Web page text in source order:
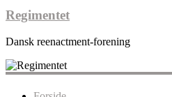
Regimentet
Dansk reenactment-forening